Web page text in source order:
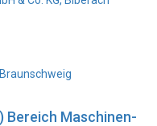
Maschinen-